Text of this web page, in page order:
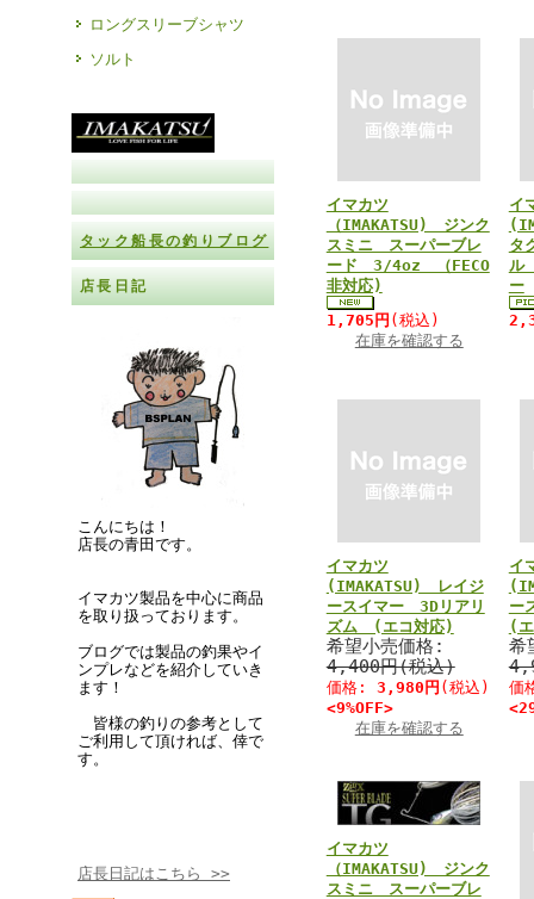
ロングスリーブシャツ
ソルト
タック船長の釣りブログ
店長日記
こんにちは！
店長の青田です。
イマカツ製品を中心に商品
を取り扱っております。
ブログでは製品の釣果やイ
ンプレなどを紹介していき
ます！
皆様の釣りの参考として
ご利用して頂ければ、倖で
す。
店長日記はこちら >>
イマカツ
（IMAKATSU) ジンク
スミニ スーパーブレ
ード 3/4oz （FECO
非対応)
1,705円 (税込)
在庫を確認する
イ
タ
ル
ー
イマカツ
(IMAKATSU) レイジ
ースイマー 3Dリアリ
ズム (エコ対応)
希望小売価格:
4,400円(税込)
価格: 3,980円 (税込)
<9%OFF>
在庫を確認する
イ
ー
(
希
価
イマカツ
（IMAKATSU) ジンク
スミニ スーパーブレ